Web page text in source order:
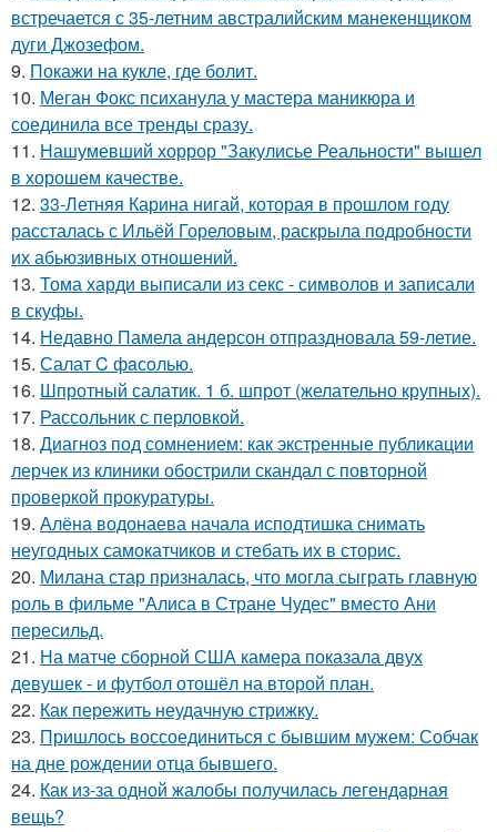
встречается с 35-летним австралийским манекенщиком
дуги Джозефом.
9. Покажи на кукле, где болит.
10. Меган Фокс психанула у мастера маникюра и
соединила все тренды сразу.
11. Нашумевший хоррор "Закулисье Реальности" вышел
в хорошем качестве.
12. 33-Летняя Карина нигай, которая в прошлом году
рассталась с Ильёй Гореловым, раскрыла подробности
их абьюзивных отношений.
13. Тома харди выписали из секс - символов и записали
в скуфы.
14. Недавно Памела андерсон отпраздновала 59-летие.
15. Салат C фaсoлью.
16. Шпротный салатик. 1 б. шпрот (желательно крупных).
17. Рассольник с перловкой.
18. Диагноз под сомнением: как экстренные публикации
лерчек из клиники обострили скандал с повторной
проверкой прокуратуры.
19. Алёна водонаева начала исподтишка снимать
неугодных самокатчиков и стебать их в сторис.
20. Милана стар призналась, что могла сыграть главную
роль в фильме "Алиса в Стране Чудес" вместо Ани
пересильд.
21. На матче сборной США камера показала двух
девушек - и футбол отошёл на второй план.
22. Как пережить неудачную стрижку.
23. Пришлось воссоединиться с бывшим мужем: Собчак
на дне рождении отца бывшего.
24. Как из-за одной жалобы получилась легендарная
вещь?